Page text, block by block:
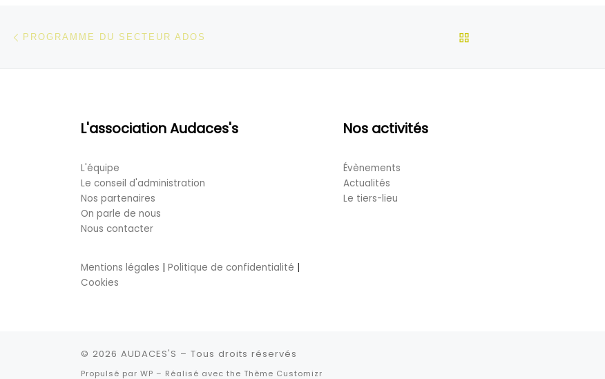
Parcourir les articles
PROGRAMME DU SECTEUR ADOS
L'association Audaces's
L'équipe
Le conseil d'administration
Nos partenaires
On parle de nous
Nous contacter
Mentions légales | Politique de confidentialité |
Cookies
Nos activités
Évènements
Actualités
Le tiers-lieu
© 2026 AUDACES'S – Tous droits réservés
Propulsé par WP – Réalisé avec the Thème Customizr